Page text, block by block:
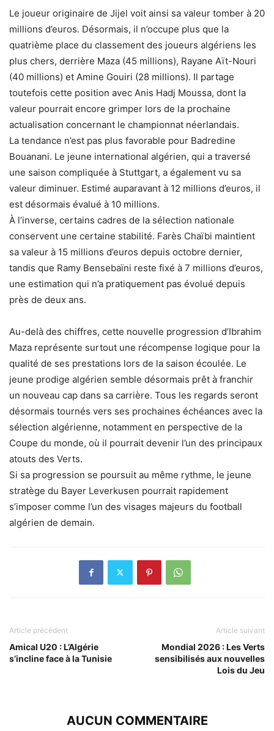
Le joueur originaire de Jijel voit ainsi sa valeur tomber à 20
millions d’euros. Désormais, il n’occupe plus que la
quatrième place du classement des joueurs algériens les
plus chers, derrière Maza (45 millions), Rayane Aït-Nouri
(40 millions) et Amine Gouiri (28 millions). Il partage
toutefois cette position avec Anis Hadj Moussa, dont la
valeur pourrait encore grimper lors de la prochaine
actualisation concernant le championnat néerlandais.
La tendance n’est pas plus favorable pour Badredine
Bouanani. Le jeune international algérien, qui a traversé
une saison compliquée à Stuttgart, a également vu sa
valeur diminuer. Estimé auparavant à 12 millions d’euros, il
est désormais évalué à 10 millions.
À l’inverse, certains cadres de la sélection nationale
conservent une certaine stabilité. Farès Chaïbi maintient
sa valeur à 15 millions d’euros depuis octobre dernier,
tandis que Ramy Bensebaïni reste fixé à 7 millions d’euros,
une estimation qui n’a pratiquement pas évolué depuis
près de deux ans.
Au-delà des chiffres, cette nouvelle progression d’Ibrahim
Maza représente surtout une récompense logique pour la
qualité de ses prestations lors de la saison écoulée. Le
jeune prodige algérien semble désormais prêt à franchir
un nouveau cap dans sa carrière. Tous les regards seront
désormais tournés vers ses prochaines échéances avec la
sélection algérienne, notamment en perspective de la
Coupe du monde, où il pourrait devenir l’un des principaux
atouts des Verts.
Si sa progression se poursuit au même rythme, le jeune
stratège du Bayer Leverkusen pourrait rapidement
s’imposer comme l’un des visages majeurs du football
algérien de demain.
Article précédent
Amical U20 : L’Algérie
s’incline face à la Tunisie
Article suivant
Mondial 2026 : Les Verts
sensibilisés aux nouvelles
Lois du Jeu
AUCUN COMMENTAIRE